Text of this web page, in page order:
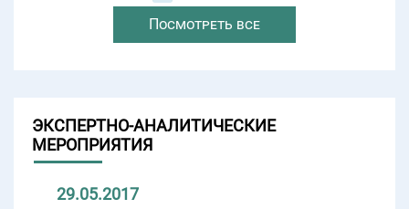
Посмотреть все
ЭКСПЕРТНО-АНАЛИТИЧЕСКИЕ
МЕРОПРИЯТИЯ
29.05.2017